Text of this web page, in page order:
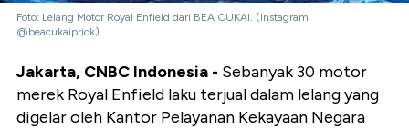
Foto: Lelang Motor Royal Enfield dari BEA CUKAI. (Instagram
@beacukaipriok)
Jakarta, CNBC Indonesia - Sebanyak 30 motor
merek Royal Enfield laku terjual dalam lelang yang
digelar oleh Kantor Pelayanan Kekayaan Negara